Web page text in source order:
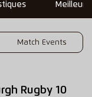
Match Events
Rugby 10